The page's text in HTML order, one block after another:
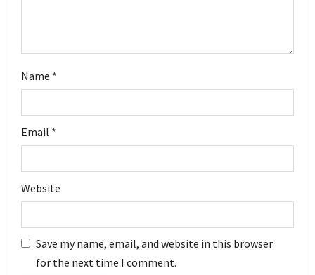
Name *
Email *
Website
Save my name, email, and website in this browser
for the next time I comment.